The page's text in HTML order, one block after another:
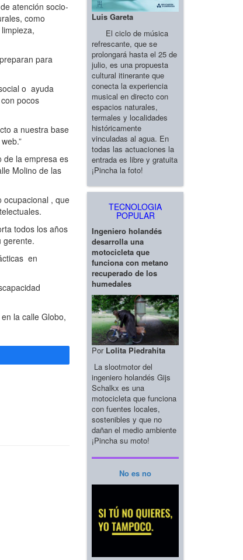
atención socio-
como
para
o ayuda
pocos
a nuestra base
de la empresa es
Molino de las
ocupacional , que
todos los años
gerente.
en
la calle Globo,
Luis Gareta
El ciclo de música
refrescante, que se
prolongará hasta el 25 de
julio, es una propuesta
cultural itinerante que
conecta la experiencia
musical en directo con
espacios naturales,
termales y localidades
históricamente
vinculadas al agua. En
todas las actuaciones la
entrada es libre y gratuita
¡Pincha la foto!
TECNOLOGIA
POPULAR
Ingeniero holandés
desarrolla una
motocicleta que
funciona con metano
recuperado de los
humedales
Por Lolita Piedrahita
La slootmotor del
ingeniero holandés Gijs
Schalkx es una
motocicleta que funciona
con fuentes locales,
sostenibles y que no
dañan el medio ambiente
¡Pincha su moto!
No es no